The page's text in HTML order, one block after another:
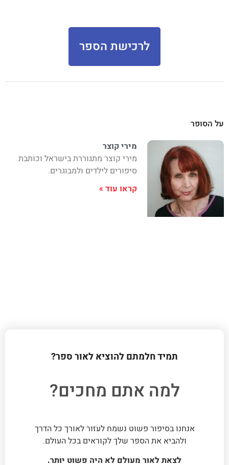
לרכישת הספר
על הסופר
מירי קוצר
מירי קוצר מתגוררת בישראל וכותבת
סיפורים לילדים ולמבוגרים.
קראו עוד »
תמיד חלמתם להוציא לאור ספר?
למה אתם מחכים?
אנחנו בסיפור פשוט נשמח לעזור לאורך כל הדרך
ולהביא את הספר שלך לקוראים בכל העולם.
לצאת לאור מעולם לא היה פשוט יותר.